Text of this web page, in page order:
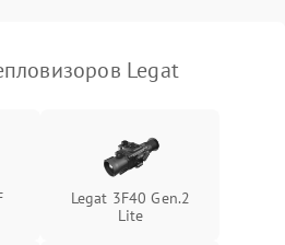
Legat
Legat 3F40 Gen.2
Lite